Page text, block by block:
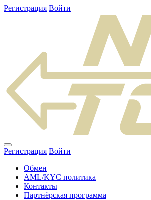
Регистрация Войти
Регистрация Войти
Обмен
AML/KYC политика
Контакты
Партнёрская программа